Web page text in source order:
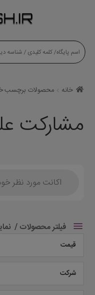
خانه محصولات برچسب
مشارکت
search
فیلتر محصولات
قیمت
شرکت